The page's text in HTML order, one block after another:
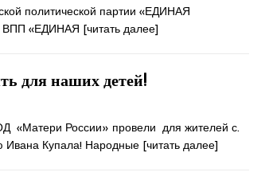
политической партии «ЕДИНАЯ
ВПП «ЕДИНАЯ [читать далее]
для наших детей!
«Матери России» провели для жителей с.
Ивана Купала! Народные [читать далее]